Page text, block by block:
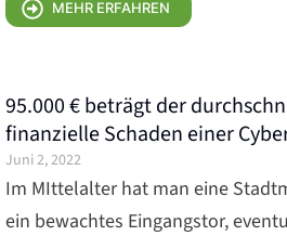
MEHR ERFAHREN
95.000 € beträgt der
finanzielle Schaden einer
Juni 2, 2022
Im MIttelalter hat man eine
ein bewachtes Eingangstor,